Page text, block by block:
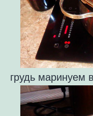
грудь